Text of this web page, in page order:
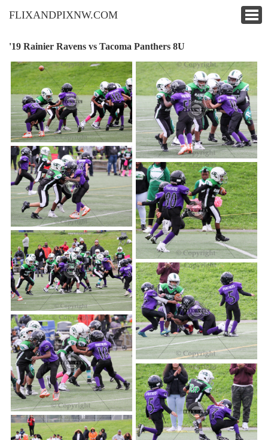
FLIXANDPIXNW.COM
'19 Rainier Ravens vs Tacoma Panthers 8U